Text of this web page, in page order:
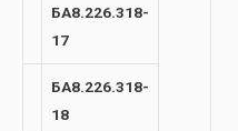
БА8.226.318-
17
БА8.226.318-
18